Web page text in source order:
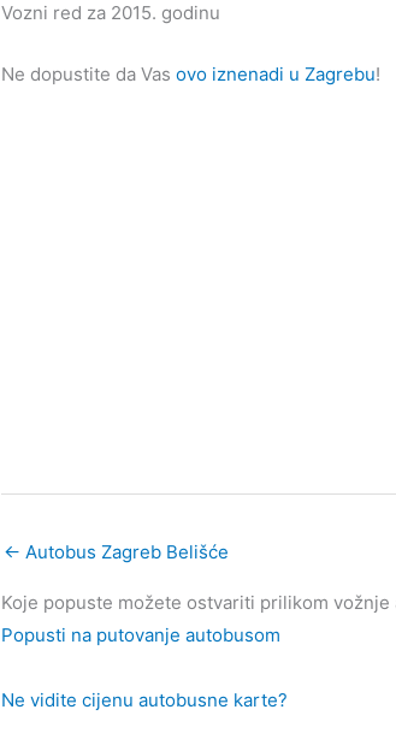
Vozni red za 2015. godinu
Ne dopustite da Vas ovo iznenadi u Zagrebu!
← Autobus Zagreb Belišće
Koje popuste možete ostvariti prilikom
Popusti na putovanje autobusom
Ne vidite cijenu autobusne karte?